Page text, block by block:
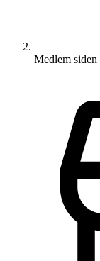
Medlem siden